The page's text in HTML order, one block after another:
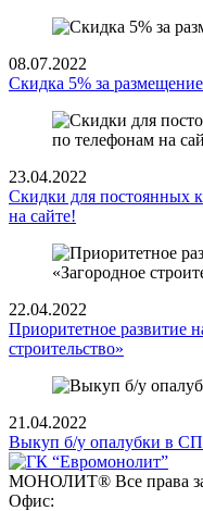
08.07.2022
Скидка 5% за
23.04.2022
Скидки для постоянных
на сайте!
22.04.2022
Приоритетное развитие
строительство»
21.04.2022
Выкуп б/у опалубки в
МОНОЛИТ® Все права
Офис: